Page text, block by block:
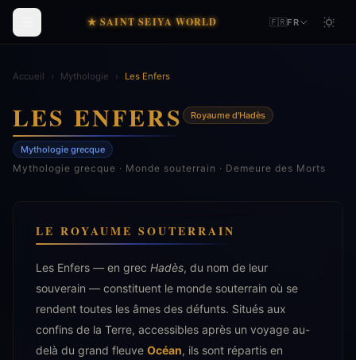
★ SAINT SEIYA WORLD 🇫🇷FR
Accueil › Mythologie › Les Enfers
LES ENFERS Royaume d'Hadès
Mythologie grecque
Mythologie grecque · Monde souterrain · Demeure des Morts
LE ROYAUME SOUTERRAIN
Les Enfers — en grec Hadès, du nom de leur
souverain — constituent le monde souterrain où se
rendent toutes les âmes des défunts. Situés aux
confins de la Terre, accessibles après un voyage au-
delà du grand fleuve Océan, ils sont répartis en